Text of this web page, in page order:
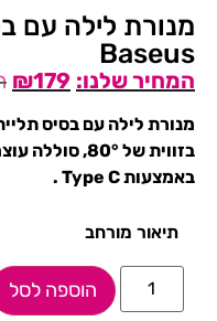
מנורת לילה עם
Baseus
₪179
באמצעות Type C .
תיאור מורחב
הוספה לסל